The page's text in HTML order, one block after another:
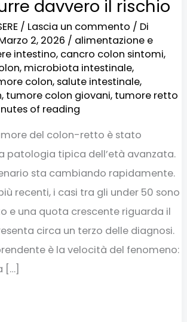
davvero il rischio
/ Lascia un commento / Di
2, 2026 / alimentazione e
intestino, cancro colon sintomi,
, microbiota intestinale,
colon, salute intestinale,
, tumore colon giovani, tumore retto
of reading
del colon-retto è stato
patologia tipica dell’età avanzata.
sta cambiando rapidamente.
recenti, i casi tra gli under 50 sono
e una quota crescente riguarda il
circa un terzo delle diagnosi.
è la velocità del fenomeno:
[…]